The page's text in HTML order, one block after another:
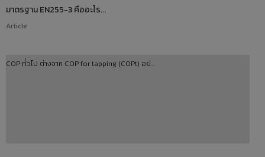
มาตรฐาน EN255-3 คืออะไร...
Article
COP ทั่วไป ต่างจาก COP for tapping (COPt) อย่...